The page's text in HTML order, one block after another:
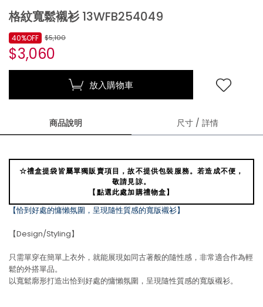
格紋寬鬆襯衫 13WFB254049
$5,100
$3,060
40%OFF
放入購物車
商品說明 尺寸 / 詳情
☆禮盒提袋皆屬單獨販賣項目，故不提供包裝服務。若造成不便，
敬請見諒。
【點選此處加購禮物盒】
【恰到好處的慵懶氛圍，呈現隨性質感的寬版襯衫】
【Design/Styling】
只需單穿在簡單上衣外，就能展現如同古著般的隨性感，非常適合作為輕
鬆的外搭單品。
以寬鬆廓形打造出恰到好處的慵懶氛圍，呈現隨性質感的寬版襯衫。